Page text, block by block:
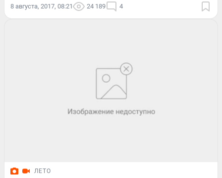
8 августа, 2017, 08:21 24 189 4
ЛЕТО